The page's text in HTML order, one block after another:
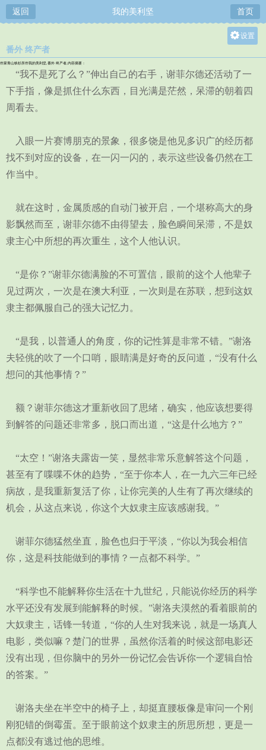
返回 我的美利坚 首页
设置
大
中
番外 终产者
作家青山铁杉所作我的美利坚,番外 终产者,内容摘要：
“我不是死了么？”伸出自己的右手，谢菲尔德还活动了一
下手指，像是抓住什么东西，目光满是茫然，呆滞的朝着四
周看去。
入眼一片赛博朋克的景象，很多饶是他见多识广的经历都
找不到对应的设备，在一闪一闪的，表示这些设备仍然在工
作当中。
就在这时，金属质感的自动门被开启，一个堪称高大的身
影飘然而至，谢菲尔德不由得望去，脸色瞬间呆滞，不是奴
隶主心中所想的再次重生，这个人他认识。
“是你？”谢菲尔德满脸的不可置信，眼前的这个人他辈子
见过两次，一次是在澳大利亚，一次则是在苏联，想到这奴
隶主都佩服自己的强大记忆力。
“是我，以普通人的角度，你的记性算是非常不错。”谢洛
夫轻佻的吹了一个口哨，眼睛满是好奇的反问道，“没有什么
想问的其他事情？”
额？谢菲尔德这才重新收回了思绪，确实，他应该想要得
到解答的问题还非常多，脱口而出道，“这是什么地方？”
“太空！”谢洛夫露齿一笑，显然非常乐意解答这个问题，
甚至有了喋喋不休的趋势，“至于你本人，在一九六三年已经
病故，是我重新复活了你，让你完美的人生有了再次继续的
机会，从这点来说，你这个大奴隶主应该感谢我。”
谢菲尔德猛然坐直，脸色也归于平淡，“你以为我会相信
你，这是科技能做到的事情？一点都不科学。”
“科学也不能解释你生活在十九世纪，只能说你经历的科学
水平还没有发展到能解释的时候。”谢洛夫漠然的看着眼前的
大奴隶主，话锋一转道，“你的人生对我来说，就是一场真人
电影，类似嘛？楚门的世界，虽然你活着的时候这部电影还
没有出现，但你脑中的另外一份记忆会告诉你一个逻辑自恰
的答案。”
谢洛夫坐在半空中的椅子上，却挺直腰板像是审问一个刚
刚犯错的倒霉蛋。至于眼前这个奴隶主的所思所想，更是一
点都没有逃过他的思维。